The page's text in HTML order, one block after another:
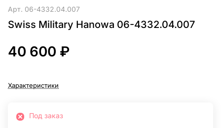
Арт. 06-4332.04.007
Swiss Military Hanowa 06-4332.04.007
40 600 ₽
Характеристики
Под заказ